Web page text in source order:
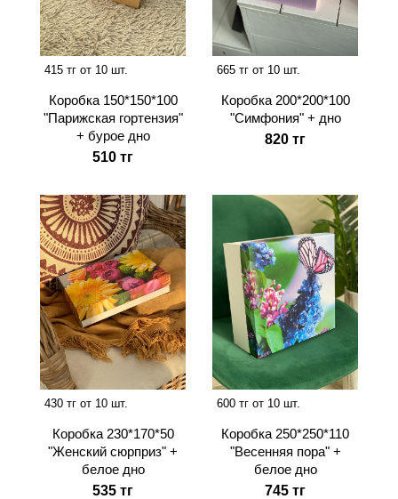
415 тг от 10 шт.
Коробка 150*150*100
"Парижская гортензия"
+ бурое дно
510 тг
665 тг от 10 шт.
Коробка 200*200*100
"Симфония" + дно
820 тг
430 тг от 10 шт.
Коробка 230*170*50
"Женский сюрприз" +
белое дно
535 тг
600 тг от 10 шт.
Коробка 250*250*110
"Весенняя пора" +
белое дно
745 тг